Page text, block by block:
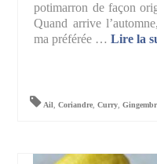
potimarron de façon
Quand arrive
ma préférée …Lire la
Ail,Coriandre,Curry,